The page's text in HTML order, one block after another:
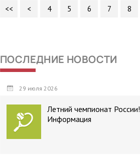
<< < 4 5 6 7 8
ПОСЛЕДНИЕ НОВОСТИ
29 июля 2026
Летний чемпионат России!
Информация